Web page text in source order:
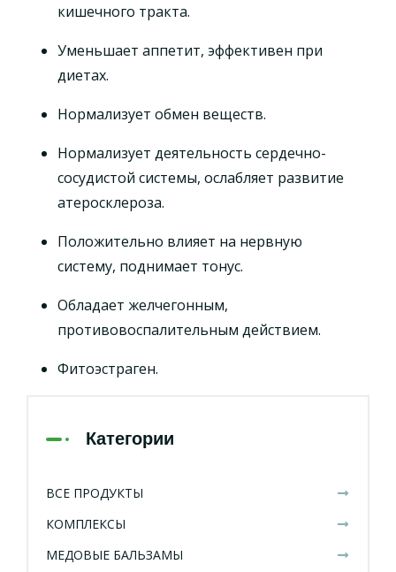
кишечного тракта.
Уменьшает аппетит, эффективен при
диетах.
Нормализует обмен веществ.
Нормализует деятельность сердечно-
сосудистой системы, ослабляет развитие
атеросклероза.
Положительно влияет на нервную
систему, поднимает тонус.
Обладает желчегонным,
противовоспалительным действием.
Фитоэстраген.
Категории
ВСЕ ПРОДУКТЫ
КОМПЛЕКСЫ
МЕДОВЫЕ БАЛЬЗАМЫ